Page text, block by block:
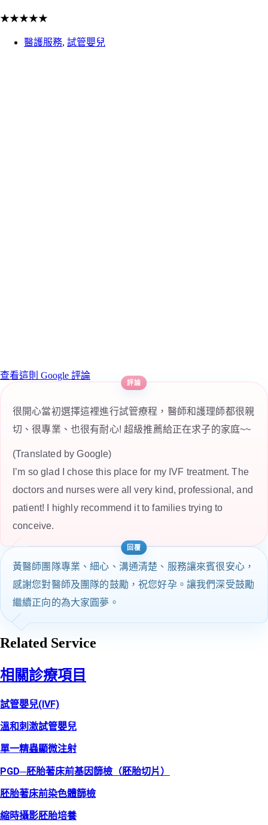
★★★★★
醫護服務, 試管嬰兒
查看這則 Google 評論
很開心當初選擇這裡進行試管療程，醫師和護理師都很親
切、很專業、也很有耐心! 超級推薦給正在求子的家庭~~
(Translated by Google)
I’m so glad I chose this place for my IVF treatment. The
doctors and nurses were all very kind, professional, and
patient! I highly recommend it to families trying to
conceive.
黃醫師團隊專業、細心、溝通清楚、服務讓來賓很安心，
感謝您對醫師及團隊的鼓勵，祝您好孕。讓我們深受鼓勵
繼續正向的為大家圓夢。
Related Service
相關診療項目
試管嬰兒(IVF)
溫和刺激試管嬰兒
單一精蟲顯微注射
PGD─胚胎著床前基因篩檢（胚胎切片）
胚胎著床前染色體篩檢
縮時攝影胚胎培養